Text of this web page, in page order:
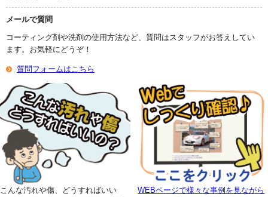
メールで質問
コーティング剤や洗剤の使用方法など、質問はスタッフがお答えしてい
ます。お気軽にどうぞ！
質問フォームはこちら
こんな汚れや傷、どうすればいい
WEBページで様々な事例を見ながら